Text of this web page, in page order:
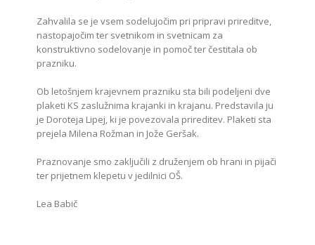
Zahvalila se je vsem sodelujočim pri pripravi prireditve,
nastopajočim ter svetnikom in svetnicam za
konstruktivno sodelovanje in pomoč ter čestitala ob
prazniku.
Ob letošnjem krajevnem prazniku sta bili podeljeni dve
plaketi KS zaslužnima krajanki in krajanu. Predstavila ju
je Doroteja Lipej, ki je povezovala prireditev. Plaketi sta
prejela Milena Rožman in Jože Geršak.
Praznovanje smo zaključili z druženjem ob hrani in pijači
ter prijetnem klepetu v jedilnici OŠ.
Lea Babič